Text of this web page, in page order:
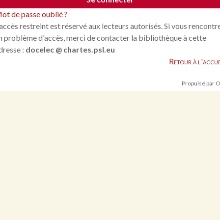
de passe oublié ?
restreint est réservé aux lecteurs autorisés. Si vous
problème d'accès, merci de contacter la bibliothèque à cette
: docelec @ chartes.psl.eu
Retour à
Propulsé par